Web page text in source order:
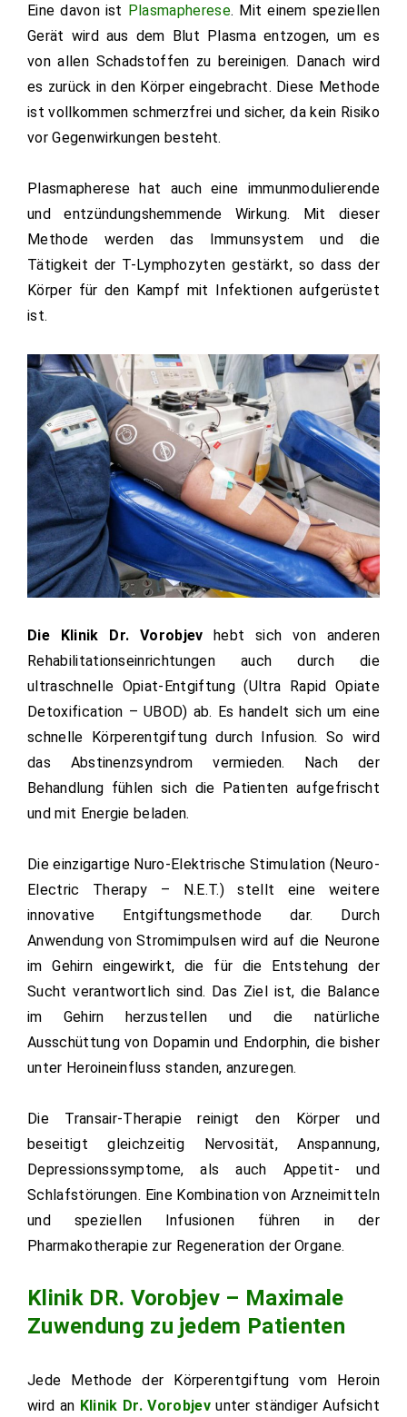
Eine davon ist Plasmapherese. Mit einem speziellen
Gerät wird aus dem Blut Plasma entzogen, um es
von allen Schadstoffen zu bereinigen. Danach wird
es zurück in den Körper eingebracht. Diese Methode
ist vollkommen schmerzfrei und sicher, da kein Risiko
vor Gegenwirkungen besteht.
Plasmapherese hat auch eine immunmodulierende
und entzündungshemmende Wirkung. Mit dieser
Methode werden das Immunsystem und die
Tätigkeit der T-Lymphozyten gestärkt, so dass der
Körper für den Kampf mit Infektionen aufgerüstet
ist.
Die Klinik Dr. Vorobjev hebt sich von anderen
Rehabilitationseinrichtungen auch durch die
ultraschnelle Opiat-Entgiftung (Ultra Rapid Opiate
Detoxification – UBOD) ab. Es handelt sich um eine
schnelle Körperentgiftung durch Infusion. So wird
das Abstinenzsyndrom vermieden. Nach der
Behandlung fühlen sich die Patienten aufgefrischt
und mit Energie beladen.
Die einzigartige Nuro-Elektrische Stimulation (Neuro-
Electric Therapy – N.E.T.) stellt eine weitere
innovative Entgiftungsmethode dar. Durch
Anwendung von Stromimpulsen wird auf die Neurone
im Gehirn eingewirkt, die für die Entstehung der
Sucht verantwortlich sind. Das Ziel ist, die Balance
im Gehirn herzustellen und die natürliche
Ausschüttung von Dopamin und Endorphin, die bisher
unter Heroineinfluss standen, anzuregen.
Die Transair-Therapie reinigt den Körper und
beseitigt gleichzeitig Nervosität, Anspannung,
Depressionssymptome, als auch Appetit- und
Schlafstörungen. Eine Kombination von Arzneimitteln
und speziellen Infusionen führen in der
Pharmakotherapie zur Regeneration der Organe.
Klinik DR. Vorobjev – Maximale
Zuwendung zu jedem Patienten
Jede Methode der Körperentgiftung vom Heroin
wird an Klinik Dr. Vorobjevunter ständiger Aufsicht